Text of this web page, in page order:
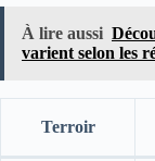
À lire aussi
varient selon les
Terroir